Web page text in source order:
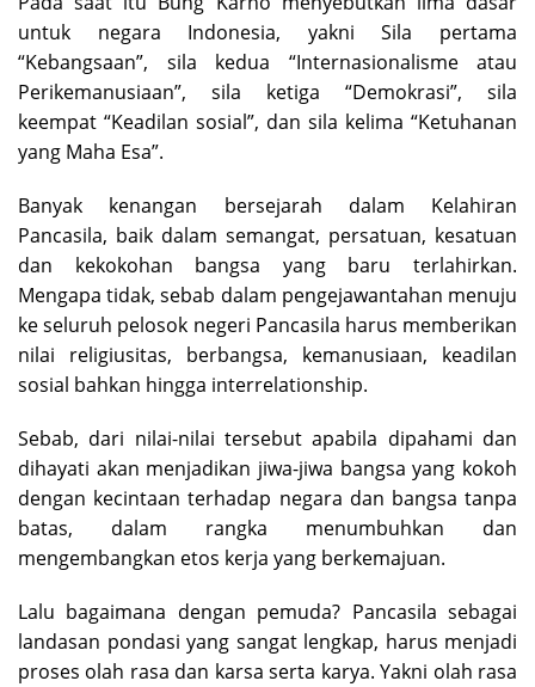
untuk negara Indonesia, yakni Sila pertama
“Kebangsaan”, sila kedua “Internasionalisme atau
Perikemanusiaan”, sila ketiga “Demokrasi”, sila
keempat “Keadilan sosial”, dan sila kelima “Ketuhanan
yang Maha Esa”.
Banyak kenangan bersejarah dalam Kelahiran
Pancasila, baik dalam semangat, persatuan, kesatuan
dan kekokohan bangsa yang baru terlahirkan.
Mengapa tidak, sebab dalam pengejawantahan menuju
ke seluruh pelosok negeri Pancasila harus memberikan
nilai religiusitas, berbangsa, kemanusiaan, keadilan
sosial bahkan hingga interrelationship.
Sebab, dari nilai-nilai tersebut apabila dipahami dan
dihayati akan menjadikan jiwa-jiwa bangsa yang kokoh
dengan kecintaan terhadap negara dan bangsa tanpa
batas, dalam rangka menumbuhkan dan
mengembangkan etos kerja yang berkemajuan.
Lalu bagaimana dengan pemuda? Pancasila sebagai
landasan pondasi yang sangat lengkap, harus menjadi
proses olah rasa dan karsa serta karya. Yakni olah rasa